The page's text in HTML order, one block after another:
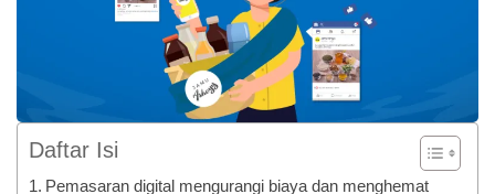
Daftar Isi
Pemasaran digital mengurangi biaya dan menghemat